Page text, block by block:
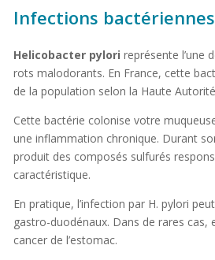
Infections
Helicobacter pylori représente l’une
rots malodorants. En France, cette
de la population selon la Haute
Cette bactérie colonise votre
une inflammation chronique. Durant
produit des composés sulfurés
caractéristique.
En pratique, l’infection par H. pylori
gastro-duodénaux. Dans de rares cas,
cancer de l’estomac.